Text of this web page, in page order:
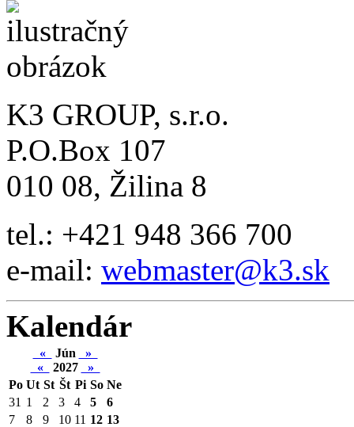
K3 GROUP, s.r.o.
P.O.Box 107
010 08, Žilina 8
tel.: +421 948 366 700
e-mail: webmaster@k3.sk
Kalendár
« Jún
»
«
2027
»
Po Ut St Št Pi So Ne
31 1 2 3 4 5
6
7
8 9 10 11 12 13